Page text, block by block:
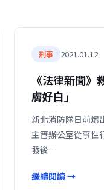
刑事 2021.01.12
《法律新聞
膚好白」
新北消防隊日前爆
主管辦公室從事性
發後…
繼續閱讀 →